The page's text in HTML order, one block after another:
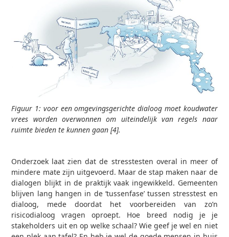
Figuur 1: voor een omgevingsgerichte dialoog moet koudwater
vrees worden overwonnen om uiteindelijk van regels naar
ruimte bieden te kunnen gaan [4].
Onderzoek laat zien dat de stresstesten overal in meer of
mindere mate zijn uitgevoerd. Maar de stap maken naar de
dialogen blijkt in de praktijk vaak ingewikkeld. Gemeenten
blijven lang hangen in de ‘tussenfase’ tussen stresstest en
dialoog, mede doordat het voorbereiden van zo’n
risicodialoog vragen oproept. Hoe breed nodig je je
stakeholders uit en op welke schaal? Wie geef je wel en niet